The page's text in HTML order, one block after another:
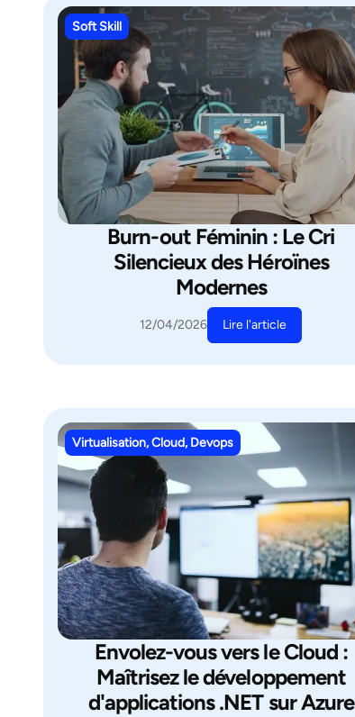
Soft Skill
Burn-out Féminin : Le Cri
Silencieux des Héroïnes
Modernes
12/04/2026 Lire l'article
Virtualisation, Cloud, Devops
Envolez-vous vers le Cloud :
Maîtrisez le développement
d'applications .NET sur Azure